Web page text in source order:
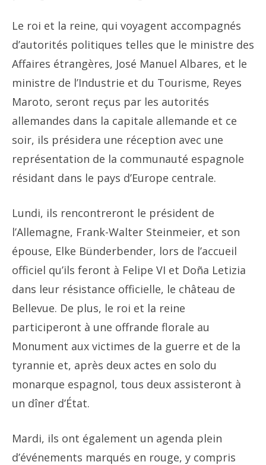
Le roi et la reine, qui voyagent accompagnés
d’autorités politiques telles que le ministre des
Affaires étrangères, José Manuel Albares, et le
ministre de l’Industrie et du Tourisme, Reyes
Maroto, seront reçus par les autorités
allemandes dans la capitale allemande et ce
soir, ils présidera une réception avec une
représentation de la communauté espagnole
résidant dans le pays d’Europe centrale.
Lundi, ils rencontreront le président de
l’Allemagne, Frank-Walter Steinmeier, et son
épouse, Elke Bünderbender, lors de l’accueil
officiel qu’ils feront à Felipe VI et Doña Letizia
dans leur résistance officielle, le château de
Bellevue. De plus, le roi et la reine
participeront à une offrande florale au
Monument aux victimes de la guerre et de la
tyrannie et, après deux actes en solo du
monarque espagnol, tous deux assisteront à
un dîner d’État.
Mardi, ils ont également un agenda plein
d’événements marqués en rouge, y compris